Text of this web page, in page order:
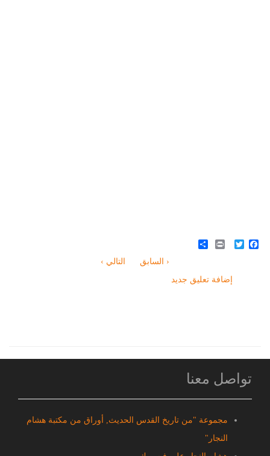
Facebook
Twitter
Print
‹ السابق
التالي ›
إضافة تعليق جديد
تواصل معنا
مجموعة "من تاريخ القدس الحديث, أوراق من مكتبة هشام
النجار"